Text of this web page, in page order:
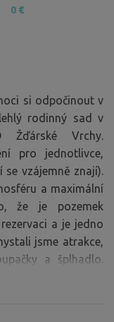
0 €
si odpočinout v
rodinný sad v
Žďárské Vrchy.
pro jednotlivce,
vzájemně znají).
a maximální
že je pozemek
a je jedno
jsme atrakce,
a šplhadlo.
na opékání